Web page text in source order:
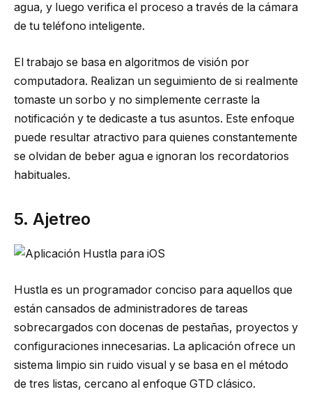
agua, y luego verifica el proceso a través de la cámara
de tu teléfono inteligente.
El trabajo se basa en algoritmos de visión por
computadora. Realizan un seguimiento de si realmente
tomaste un sorbo y no simplemente cerraste la
notificación y te dedicaste a tus asuntos. Este enfoque
puede resultar atractivo para quienes constantemente
se olvidan de beber agua e ignoran los recordatorios
habituales.
5. Ajetreo
Hustla es un programador conciso para aquellos que
están cansados ​​de administradores de tareas
sobrecargados con docenas de pestañas, proyectos y
configuraciones innecesarias. La aplicación ofrece un
sistema limpio sin ruido visual y se basa en el método
de tres listas, cercano al enfoque GTD clásico.